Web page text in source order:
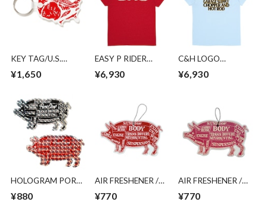
KEY TAG/U.S.
¥1,650
EASY P RIDER
¥6,930
C&H LOGO
TEE/LIGHT BLUE
¥6,930
HOLOGRAM PORK
¥880
AIR FRESHENER /
¥770
AIR FRESHENER /
¥770